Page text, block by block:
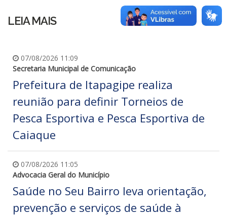
LEIA MAIS
07/08/2026 11:09
Secretaria Municipal de Comunicação
Prefeitura de Itapagipe realiza
reunião para definir Torneios de
Pesca Esportiva e Pesca Esportiva de
Caiaque
07/08/2026 11:05
Advocacia Geral do Município
Saúde no Seu Bairro leva orientação,
prevenção e serviços de saúde à